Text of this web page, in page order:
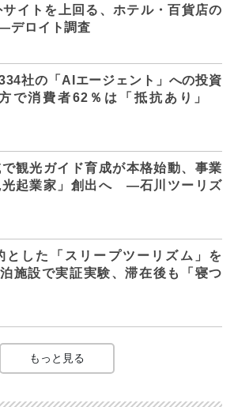
イトを上回る、ホテル・百貨店の
デロイト調査
社の「AIエージェント」への投資
で消費者62％は「抵抗あり」
観光ガイド育成が本格始動、事業
光起業家」創出へ ―石川ツーリズ
とした「スリープツーリズム」を
施設で実証実験、滞在後も「寝つ
もっと見る